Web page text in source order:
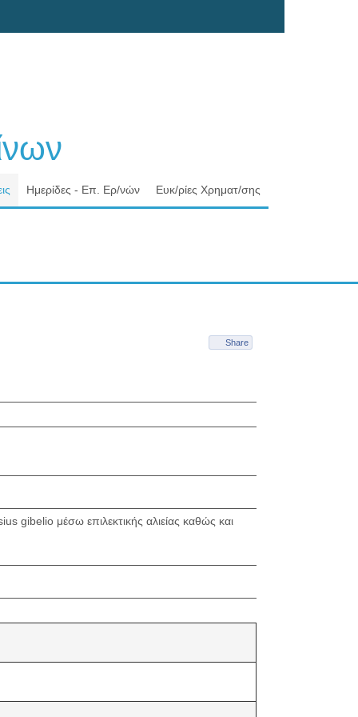
Ημερίδες - Επ. Ερ/νών Ευκ/ρίες Χρηματ/σης
Share
gibelio μέσω επιλεκτικής αλιείας καθώς και